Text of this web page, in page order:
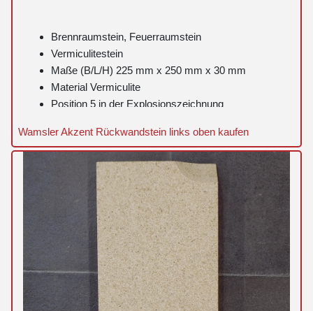
Brennraumstein, Feuerraumstein
Vermiculitestein
Maße (B/L/H) 225 mm x 250 mm x 30 mm
Material Vermiculite
Position 5 in der Explosionszeichnung
Wamsler Akzent Rückwandstein links oben kaufen